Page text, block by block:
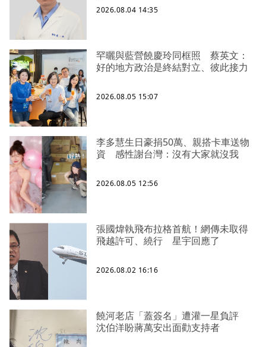
2026.08.04 14:35
罕曬與藍營饒慶玲同框照 蔡英文：
好的地方政治是終結對立、彼此接力
2026.08.05 15:07
李多慧生日豪捐50萬、親搭卡車送物
資 感性謝台灣：沒有大家就沒我
2026.08.05 12:56
張國煒執飛布拉格首航！網傳未取得
飛越許可、繞行 星宇回應了
2026.08.02 16:16
饒河老店「蓋簽名」遭灌一星負評
沈伯洋盼蔣萬安出面勸支持者